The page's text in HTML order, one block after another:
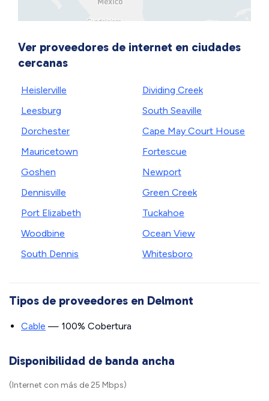
Ver proveedores de internet en ciudades
cercanas
Heislerville
Leesburg
Dorchester
Mauricetown
Goshen
Dennisville
Port Elizabeth
Woodbine
South Dennis
Dividing Creek
South Seaville
Cape May Court House
Fortescue
Newport
Green Creek
Tuckahoe
Ocean View
Whitesboro
Tipos de proveedores en Delmont
Cable — 100% Cobertura
Disponibilidad de banda ancha
(Internet con más de 25 Mbps)